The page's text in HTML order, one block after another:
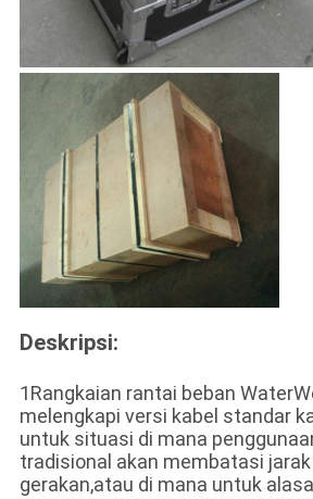
Deskripsi:
1Rangkaian rantai beban
melengkapi versi kabel standar
untuk situasi di mana
tradisional akan membatasi
gerakan,atau di mana untuk